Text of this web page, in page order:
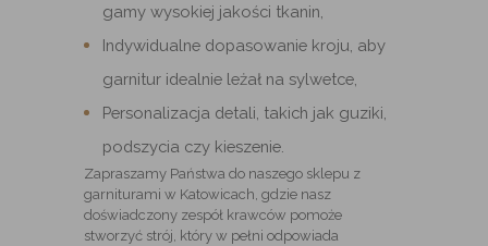
gamy wysokiej jakości tkanin,
Indywidualne dopasowanie kroju, aby
garnitur idealnie leżał na sylwetce,
Personalizacja detali, takich jak guziki,
podszycia czy kieszenie.
Zapraszamy Państwa do naszego sklepu z
garniturami w Katowicach, gdzie nasz
doświadczony zespół krawców pomoże
stworzyć strój, który w pełni odpowiada